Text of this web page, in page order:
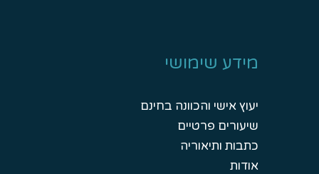
מידע שימושי
יעוץ אישי והכוונה בחינם
שיעורים פרטיים
כתבות ותיאוריה
אודות